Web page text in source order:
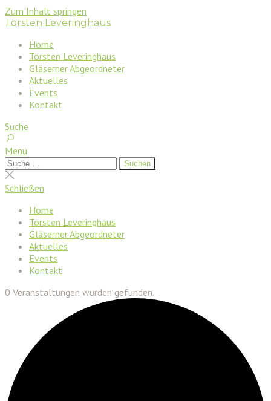
Zum Inhalt springen
Torsten Leveringhaus
Home
Torsten Leveringhaus
Gläserner Abgeordneter
Aktuelles
Events
Kontakt
Suche
Menü
Suchen
nach:
Suchen
Suche
schließen
Schließen
Home
Torsten Leveringhaus
Gläserner Abgeordneter
Aktuelles
Events
Kontakt
0 Veranstaltungen wurden gefunden.